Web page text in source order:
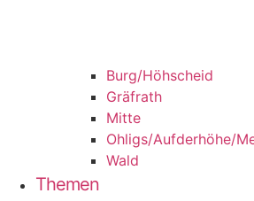
Burg/​Höhscheid
Grä­f­rath
Mit­te
Ohligs/​Aufderhöhe/​
Wald
The­men